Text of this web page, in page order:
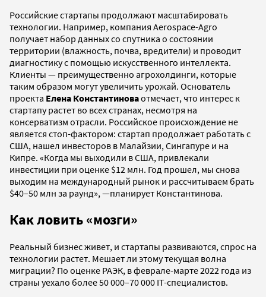
Российские стартапы продолжают масштабировать
технологии. Например, компания Aerospace-Agro
получает набор данных со спутника о состоянии
территории (влажность, почва, вредители) и проводит
диагностику с помощью искусственного интеллекта.
Клиенты — преимущественно агрохолдинги, которые
таким образом могут увеличить урожай. Основатель
проекта Елена Константиноваотмечает, что интерес к
стартапу растет во всех странах, несмотря на
консерватизм отрасли. Российское происхождение не
является стоп-фактором: стартап продолжает работать с
США, нашел инвесторов в Малайзии, Сингапуре и на
Кипре. «Когда мы выходили в США, привлекали
инвестиции при оценке $12 млн. Год прошел, мы снова
выходим на международный рынок и рассчитываем брать
$40–50 млн за раунд», —планирует Константинова.
Как ловить «мозги»
Реальный бизнес живет, и стартапы развиваются, спрос на
технологии растет. Мешает ли этому текущая волна
миграции? По оценке РАЭК, в феврале-марте 2022 года из
страны уехало более 50 000–70 000 IT-специалистов.